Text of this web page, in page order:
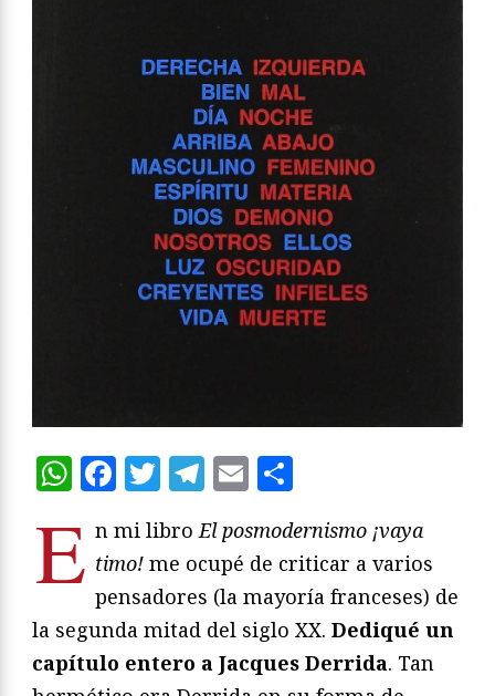
WhatsApp
Facebook
Twitter
Telegram
Email
E n mi libroEl posmodernismo ¡vaya
timo! me ocupé de criticar a varios
pensadores (la mayoría franceses) de
la segunda mitad del siglo XX. Dediqué un
capítulo entero a Jacques Derrida. Tan